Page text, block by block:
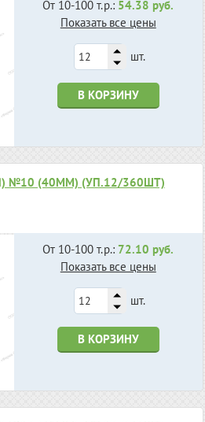
От 10-100 т.р.: 54.38 руб.
Показать все цены
шт.
В КОРЗИНУ
№10 (40ММ) (УП.12/360ШТ)
От 10-100 т.р.: 72.10 руб.
Показать все цены
шт.
В КОРЗИНУ